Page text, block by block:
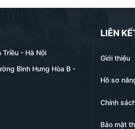
Thời gian in ấn thông thường từ
- Hà Nội
Bình Hưng Hòa B -
LIÊN
Giới thiệu
Hồ sơ
Chính
Bảo mật